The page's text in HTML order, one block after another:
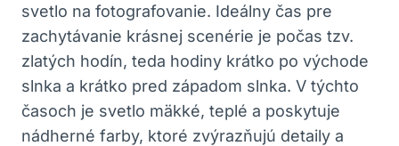
svetlo na fotografovanie. Ideálny čas pre
zachytávanie krásnej scenérie je počas tzv.
zlatých hodín, teda hodiny krátko po východe
slnka a krátko pred západom slnka. V týchto
časoch je svetlo mäkké, teplé a poskytuje
nádherné farby, ktoré zvýrazňujú detaily a